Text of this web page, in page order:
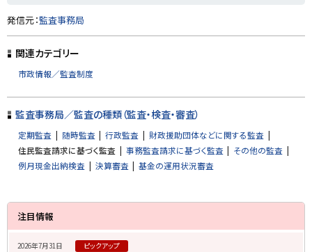
ト
ッ
プ
る
発信元：監査事務局
関連カテゴリー
市政情報／監査制度
監査事務局／監査の種類（監査・検査・審査）
定期監査 随時監査 行政監査
財政援助団体などに関する監査
住民監査請求に基づく監査
事務監査請求に基づく監査
その他の監査
例月現金出納検査
決算審査 基金の運用状況審査
サ
イ
注目情報
2026年7月31日 ピックアップ